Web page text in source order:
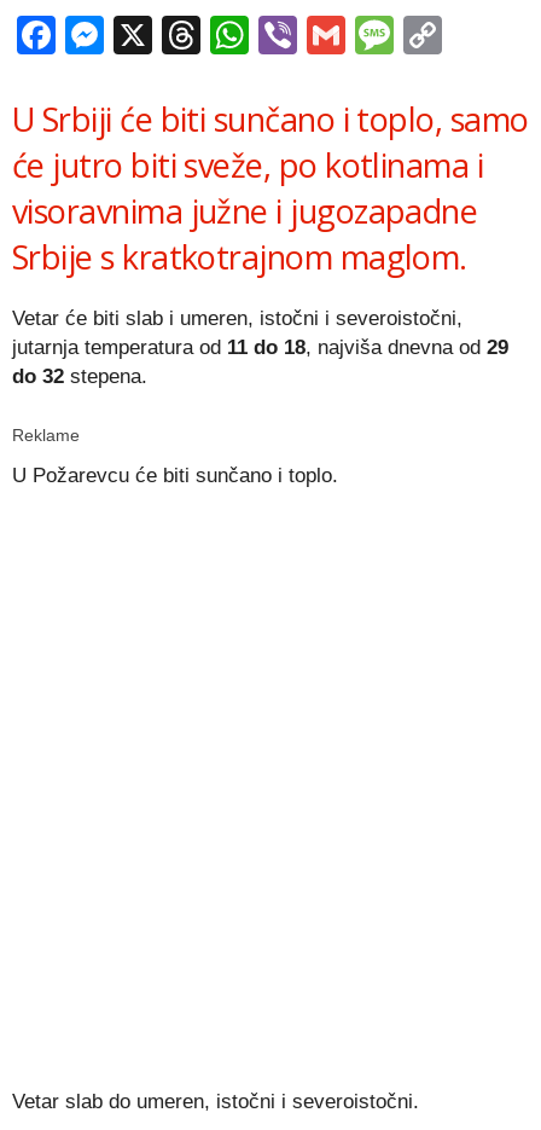
Facebook
Messenger
X Threads
WhatsApp
ViberGmail
U Srbiji će biti sunčano i toplo, samo
će jutro biti sveže, po kotlinama i
visoravnima južne i jugozapadne
Srbije s kratkotrajnom maglom.
Vetar će biti slab i umeren, istočni i severoistočni,
jutarnja temperatura od 11 do 18, najviša dnevna od 29
do 32 stepena.
Reklame
U Požarevcu će biti sunčano i toplo.
Vetar slab do umeren, istočni i severoistočni.